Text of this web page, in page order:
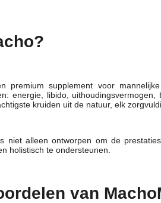
premium supplement voor
energie, libido,
kruiden uit de natuur, elk
niet alleen ontworpen om de
holistisch te ondersteunen.
van